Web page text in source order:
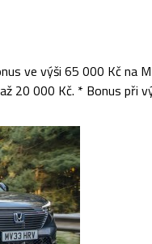
ve výši 65 000 Kč na
20 000 Kč. * Bonus při